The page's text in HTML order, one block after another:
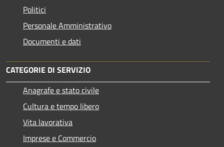
Politici
Personale Amministrativo
Documenti e dati
CATEGORIE DI SERVIZIO
Anagrafe e stato civile
Cultura e tempo libero
Vita lavorativa
Imprese e Commercio